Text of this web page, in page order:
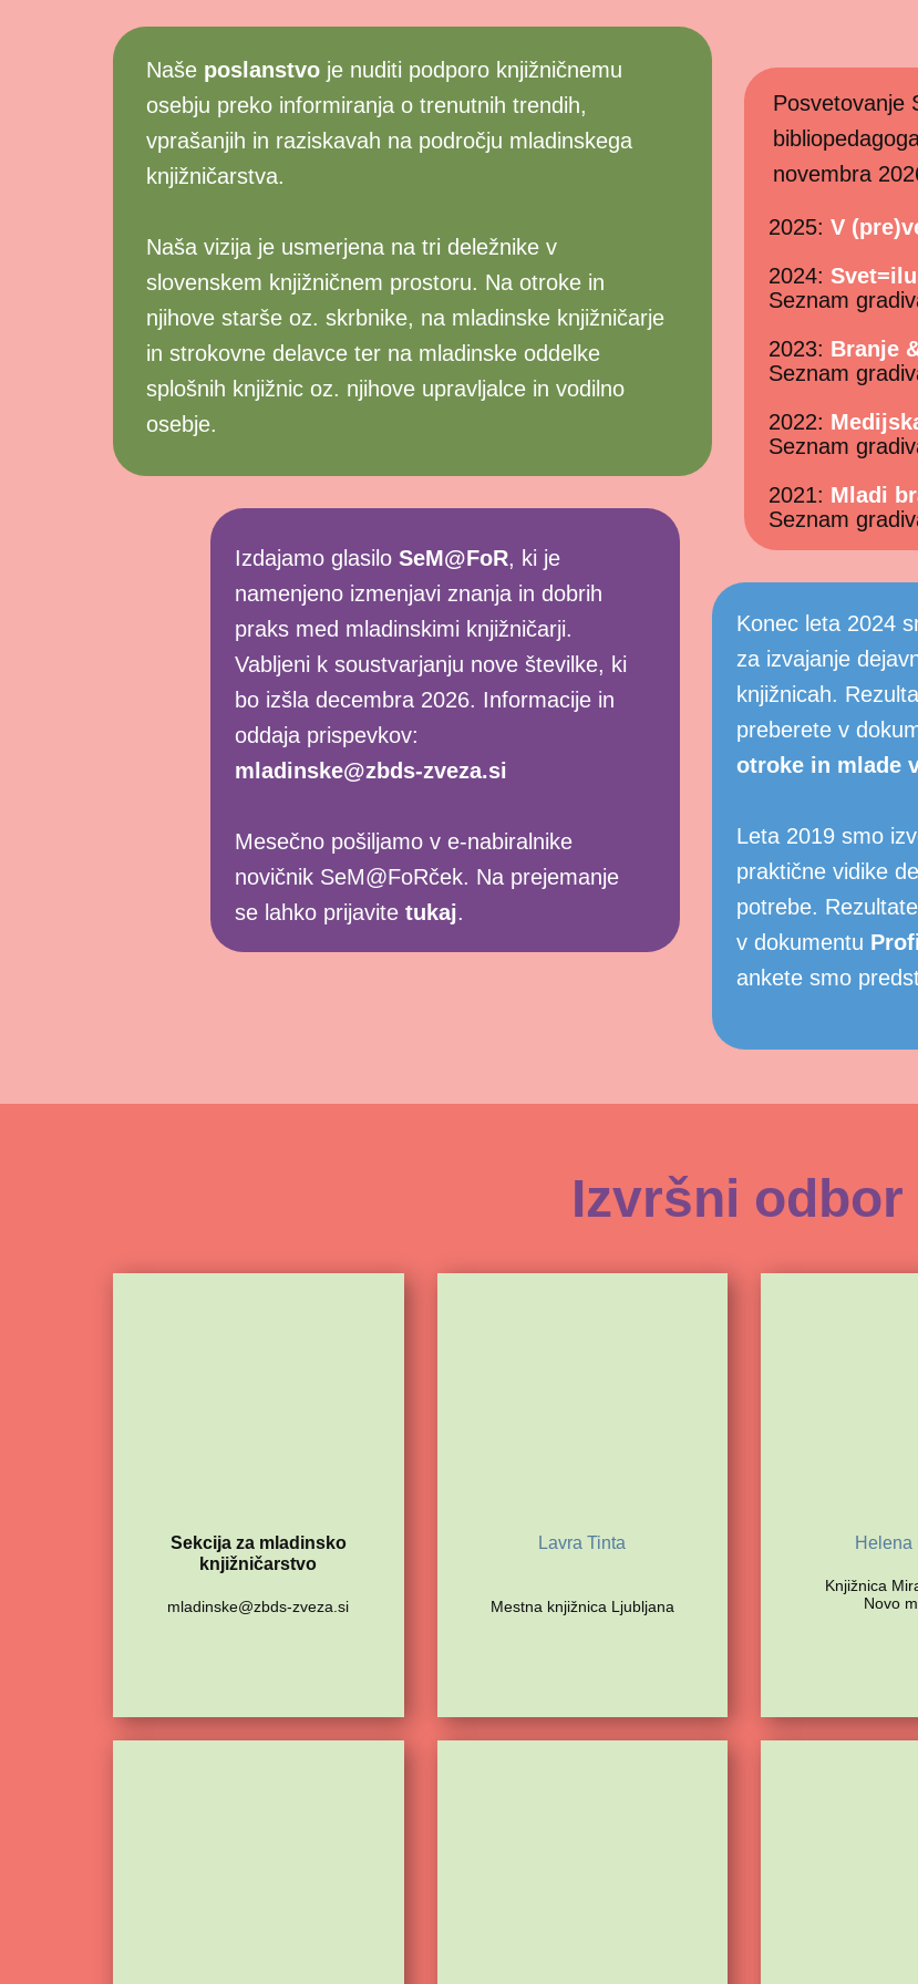
Naše poslanstvo je nuditi podporo knjižničnemu
osebju preko informiranja o trenutnih trendih,
vprašanjih in raziskavah na področju mladinskega
knjižničarstva.
Naša vizija je usmerjena na tri deležnike v
slovenskem knjižničnem prostoru. Na otroke in
njihove starše oz. skrbnike, na mladinske knjižničarje
in strokovne delavce ter na mladinske oddelke
splošnih knjižnic oz. njihove upravljalce in vodilno
osebje.
Posvetovanje
novembra
2025: V
2024:
Seznam
2023: Branje
Seznam
2022:
Seznam
2021: Mladi
Seznam
Izdajamo glasilo SeM@FoR, ki je
namenjeno izmenjavi znanja in dobrih
praks med mladinskimi knjižničarji.
Vabljeni k soustvarjanju nove številke, ki
bo izšla decembra 2026. Informacije in
oddaja prispevkov:
mladinske@zbds-zveza.si
Mesečno pošiljamo v e-nabiralnike
novičnik SeM@FoRček. Na prejemanje
se lahko prijavite tukaj.
Konec leta 2024
za izvajanje
knjižnicah.
preberete v
otroke in mlade
Leta 2019 smo
praktične vidike
potrebe.
v dokumentu
ankete smo
Izvršni odbor
Sekcija za mladinsko
knjižničarstvo
mladinske@zbds-zveza.si
Lavra Tinta
Mestna knjižnica Ljubljana
Helena
Knjižnica
Novo